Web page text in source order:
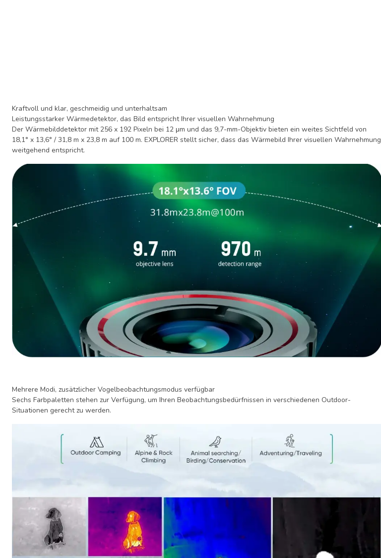
Kraftvoll und klar, geschmeidig und unterhaltsam
Leistungsstarker Wärmedetektor, das Bild entspricht Ihrer visuellen Wahrnehmung
Der Wärmebilddetektor mit 256 x 192 Pixeln bei 12 μm und das 9,7-mm-Objektiv bieten ein weites Sichtfeld von
18,1° x 13,6° / 31,8 m x 23,8 m auf 100 m. EXPLORER stellt sicher, dass das Wärmebild Ihrer visuellen Wahrnehmung
weitgehend entspricht.
Mehrere Modi, zusätzlicher Vogelbeobachtungsmodus verfügbar
Sechs Farbpaletten stehen zur Verfügung, um Ihren Beobachtungsbedürfnissen in verschiedenen Outdoor-
Situationen gerecht zu werden.